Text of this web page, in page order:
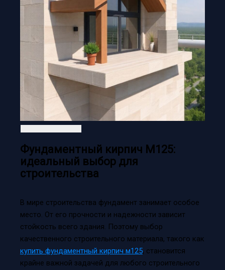
Фундаментный кирпич М125:
идеальный выбор для
строительства
В мире строительства фундамент занимает особое
место. От его прочности и надежности зависит
стойкость всего здания. Поэтому выбор
качественного строительного материала, такого как
купить фундаментный кирпич м125, становится
крайне важной задачей для любого строительного